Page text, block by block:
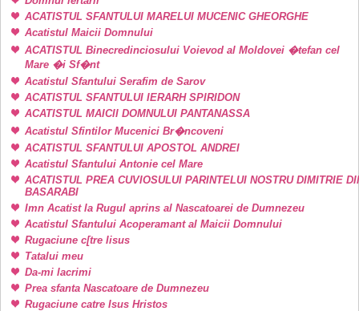
ACATISTUL SFANTULUI MARELUI MUCENIC GHEORGHE
Acatistul Maicii Domnului
ACATISTUL Binecredinciosului Voievod al Moldovei �tefan cel
Mare �i Sf�nt
Acatistul Sfantului Serafim de Sarov
ACATISTUL SFANTULUI IERARH SPIRIDON
ACATISTUL MAICII DOMNULUI PANTANASSA
Acatistul Sfintilor Mucenici Br�ncoveni
ACATISTUL SFANTULUI APOSTOL ANDREI
Acatistul Sfantului Antonie cel Mare
ACATISTUL PREA CUVIOSULUI PARINTELUI NOSTRU DIMITRIE
BASARABI
Imn Acatist la Rugul aprins al Nascatoarei de Dumnezeu
Acatistul Sfantului Acoperamant al Maicii Domnului
Rugaciune c[tre Iisus
Tatalui meu
Da-mi lacrimi
Prea sfanta Nascatoare de Dumnezeu
Rugaciune catre Isus Hristos